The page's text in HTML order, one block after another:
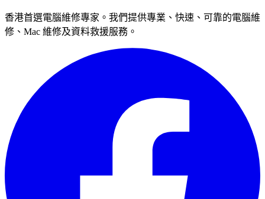
香港首選電腦維修專家。我們提供專業、快速、可靠的電腦維
修、Mac 維修及資料救援服務。